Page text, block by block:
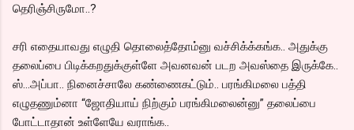
தெரிஞ்சிருமோ..?
சரி எதையாவது எழுதி தொலைத்தோம்னு வச்சிக்க்கங்க.. அதுக்கு
தலைப்பை பிடிக்கறதுக்குள்ளே அவனவன் படற அவஸ்தை இருக்கே..
ஸ்...அப்பா.. நினைச்சாலே கண்ணைகட்டும்.. பரங்கிமலை பத்தி
எழுதணும்னா “ஜோதியாய் நிற்கும் பரங்கிமலைன்னு” தலைப்பை
போட்டாதான் உள்ளேயே வராங்க..